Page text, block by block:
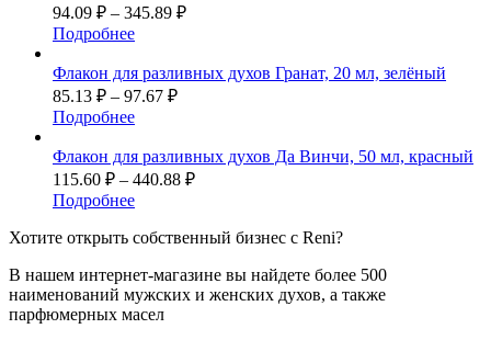
94.09 ₽ – 345.89 ₽
Подробнее
Флакон для разливных духов Гранат, 20 мл, зелёный
85.13 ₽ – 97.67 ₽
Подробнее
Флакон для разливных духов Да Винчи, 50 мл, красный
115.60 ₽ – 440.88 ₽
Подробнее
Хотите открыть собственный бизнес с Reni?
В нашем интернет-магазине вы найдете более 500
наименований мужских и женских духов, а также
парфюмерных масел